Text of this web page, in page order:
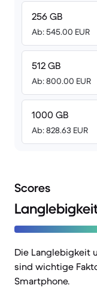
256 GB
Ab: 545.00 EUR
512 GB
Ab: 800.00 EUR
1000 GB
Ab: 828.63 EUR
Scores
Die Langlebigkeit
sind wichtige
Smartphone.